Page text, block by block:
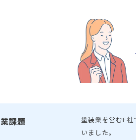
課題
塗装業を営むF社
いました。